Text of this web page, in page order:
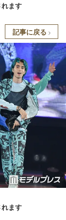
ます
記事に戻る
ます